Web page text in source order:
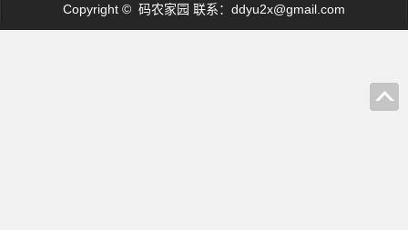
Copyright © 码农家园 联系： ddyu2x@gmail.com